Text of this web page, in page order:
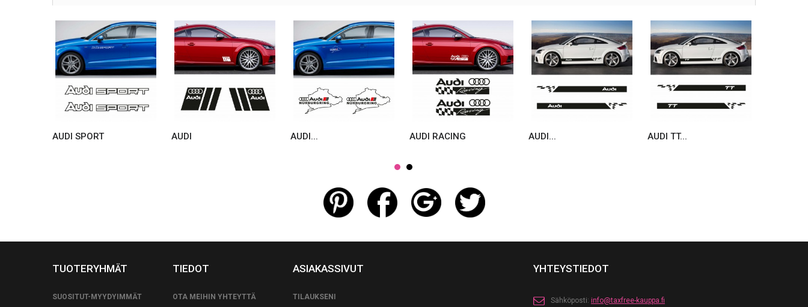
AUDI SPORT AUDI AUDI... AUDI RACING AUDI... AUDI TT...
TUOTERYHMÄT
SUOSITUT-MYYDYIMMÄT
TIEDOT
OTA MEIHIN YHTEYTTÄ
ASIAKASSIVUT
TILAUKSENI
YHTEYSTIEDOT
Sähköposti: info@taxfree-kauppa.fi